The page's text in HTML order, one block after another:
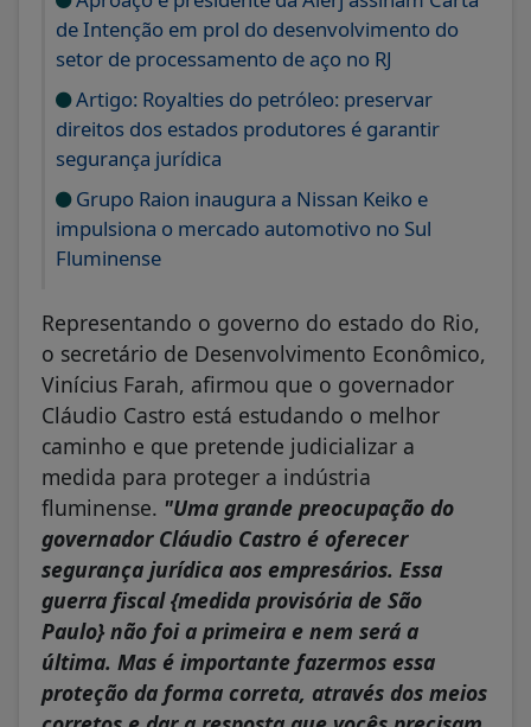
de Intenção em prol do desenvolvimento do
setor de processamento de aço no RJ
Artigo: Royalties do petróleo: preservar
direitos dos estados produtores é garantir
segurança jurídica
Grupo Raion inaugura a Nissan Keiko e
impulsiona o mercado automotivo no Sul
Fluminense
Representando o governo do estado do Rio,
o secretário de Desenvolvimento Econômico,
Vinícius Farah, afirmou que o governador
Cláudio Castro está estudando o melhor
caminho e que pretende judicializar a
medida para proteger a indústria
fluminense. "Uma grande preocupação do
governador Cláudio Castro é oferecer
segurança jurídica aos empresários. Essa
guerra fiscal {medida provisória de São
Paulo} não foi a primeira e nem será a
última. Mas é importante fazermos essa
proteção da forma correta, através dos meios